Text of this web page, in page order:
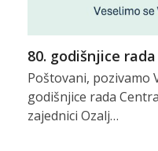
80. godišnjice
Poštovani, pozivamo
godišnjice rada
zajednici Ozalj…